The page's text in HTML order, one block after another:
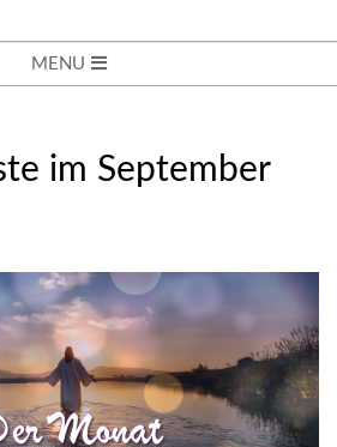
MENU
im September